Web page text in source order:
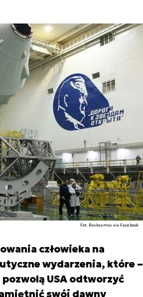
Fot. Roskosmos via Facebook
człowieka na
wydarzenia, które –
USA odtworzyć
swój dawny